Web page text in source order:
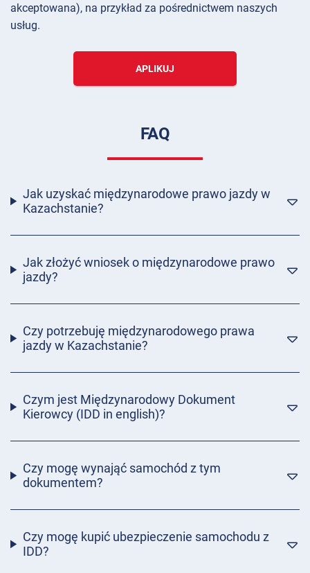
akceptowana), na przykład za pośrednictwem naszych
usług.
APLIKUJ
FAQ
Jak uzyskać międzynarodowe prawo jazdy w
Kazachstanie?
Jak złożyć wniosek o międzynarodowe prawo
jazdy?
Czy potrzebuję międzynarodowego prawa
jazdy w Kazachstanie?
Czym jest Międzynarodowy Dokument
Kierowcy (IDD in english)?
Czy mogę wynająć samochód z tym
dokumentem?
Czy mogę kupić ubezpieczenie samochodu z
IDD?